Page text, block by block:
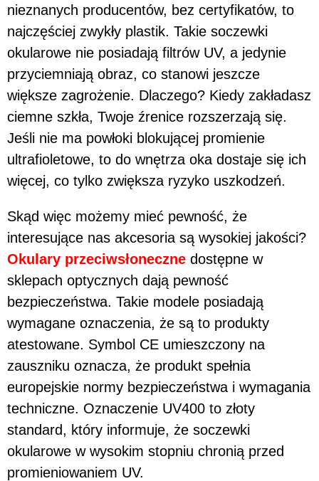
nieznanych producentów, bez certyfikatów, to
najczęściej zwykły plastik. Takie soczewki
okularowe nie posiadają filtrów UV, a jedynie
przyciemniają obraz, co stanowi jeszcze
większe zagrożenie. Dlaczego? Kiedy zakładasz
ciemne szkła, Twoje źrenice rozszerzają się.
Jeśli nie ma powłoki blokującej promienie
ultrafioletowe, to do wnętrza oka dostaje się ich
więcej, co tylko zwiększa ryzyko uszkodzeń.
Skąd więc możemy mieć pewność, że
interesujące nas akcesoria są wysokiej jakości?
Okulary przeciwsłoneczne dostępne w
sklepach optycznych dają pewność
bezpieczeństwa. Takie modele posiadają
wymagane oznaczenia, że są to produkty
atestowane. Symbol CE umieszczony na
zauszniku oznacza, że produkt spełnia
europejskie normy bezpieczeństwa i wymagania
techniczne. Oznaczenie UV400 to złoty
standard, który informuje, że soczewki
okularowe w wysokim stopniu chronią przed
promieniowaniem UV.